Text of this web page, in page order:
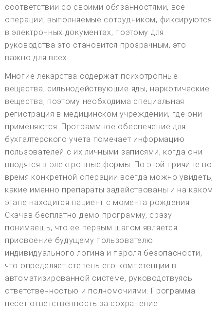
соответствии со своими обязанностями, все
операции, выполняемые сотрудником, фиксируются
в электронных документах, поэтому для
руководства это становится прозрачным, это
важно для всех.
Многие лекарства содержат психотропные
вещества, сильнодействующие яды, наркотические
вещества, поэтому необходима специальная
регистрация в медицинском учреждении, где они
применяются. Программное обеспечение для
бухгалтерского учета помечает информацию
пользователей с их личными записями, когда они
вводятся в электронные формы. По этой причине во
время конкретной операции всегда можно увидеть,
какие именно препараты задействованы и на каком
этапе находится пациент с момента рождения.
Скачав бесплатно демо-программу, сразу
понимаешь, что ее первым шагом является
присвоение будущему пользователю
индивидуального логина и пароля безопасности,
что определяет степень его компетенции в
автоматизированной системе, руководствуясь
ответственностью и полномочиями. Программа
несет ответственность за сохранение